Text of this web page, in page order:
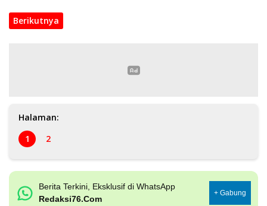
Berikutnya
Halaman:
1
2
Berita Terkini, Eksklusif di WhatsApp
Redaksi76.Com
+ Gabung